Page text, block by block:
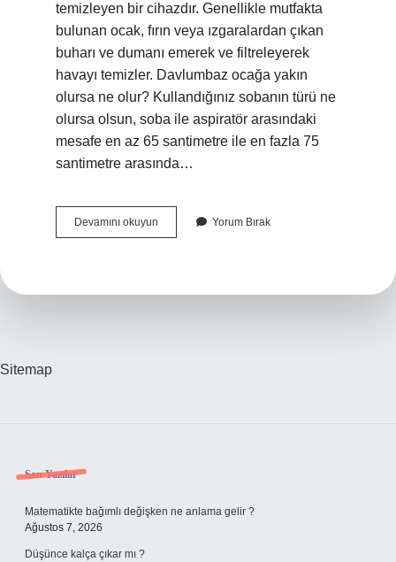
temizleyen bir cihazdır. Genellikle mutfakta
bulunan ocak, fırın veya ızgaralardan çıkan
buharı ve dumanı emerek ve filtreleyerek
havayı temizler. Davlumbaz ocağa yakın
olursa ne olur? Kullandığınız sobanın türü ne
olursa olsun, soba ile aspiratör arasındaki
mesafe en az 65 santimetre ile en fazla 75
santimetre arasında…
Devamını okuyun Davlumbaz
Kapağı
Yorum Bırak
Sitemap
Sidebar
Son Yazılar
Matematikte bağımlı değişken ne anlama gelir ?
Ağustos 7, 2026
Düşünce kalça çıkar mı ?